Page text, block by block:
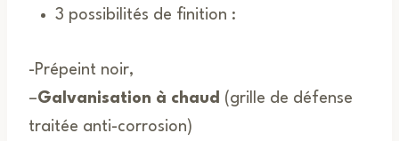
3 possibilités de finition :
-Prépeint noir,
–Galvanisation à chaud (grille de défense
traitée anti-corrosion)